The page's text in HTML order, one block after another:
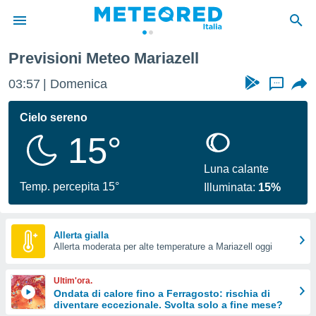
di
per
le
di
Web
le
Previsioni Meteo Mariazell
03:57 Domenica ...
Cielo sereno
15°
Temp. percepita 15°
Luna calante
Illuminata: 15%
Allerta gialla
Allerta moderata per alte temperature a Mariazell oggi
Ultim'ora.
Ondata di calore fino a Ferragosto: rischia di
diventare eccezionale. Svolta solo a fine mese?